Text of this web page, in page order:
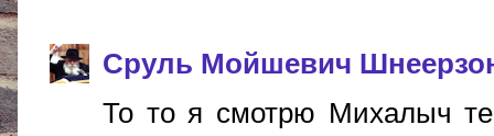
Сруль Мойшевич
То то я смотрю Михалыч